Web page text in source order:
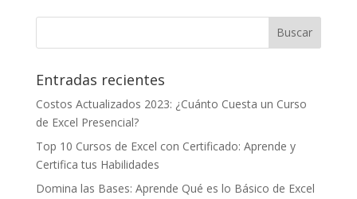
Entradas recientes
Costos Actualizados 2023: ¿Cuánto Cuesta un Curso
de Excel Presencial?
Top 10 Cursos de Excel con Certificado: Aprende y
Certifica tus Habilidades
Domina las Bases: Aprende Qué es lo Básico de Excel